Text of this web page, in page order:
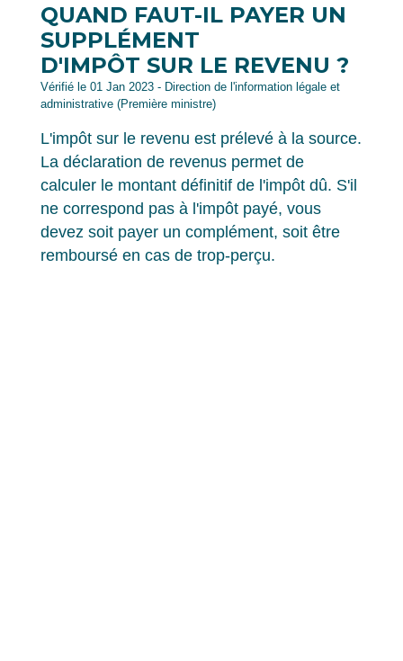
QUAND FAUT-IL PAYER UN
SUPPLÉMENT
D'IMPÔT SUR LE REVENU ?
Vérifié le 01 Jan 2023 - Direction de l'information légale et
administrative (Première ministre)
L'impôt sur le revenu est prélevé à la source.
La déclaration de revenus permet de
calculer le montant définitif de l'impôt dû. S'il
ne correspond pas à l'impôt payé, vous
devez soit payer un complément, soit être
remboursé en cas de trop-perçu.